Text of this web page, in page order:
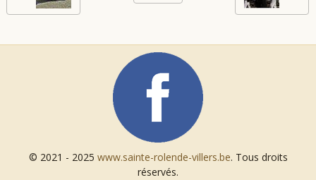
© 2021 - 2025 www.sainte-rolende-villers.be. Tous droits
réservés.